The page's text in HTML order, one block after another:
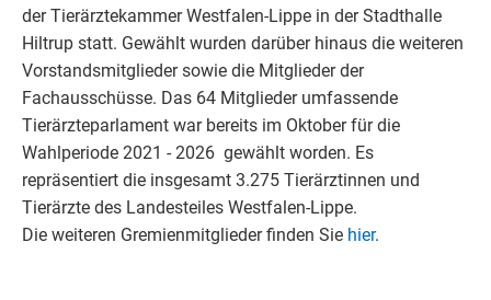
der Tierärztekammer Westfalen-Lippe in der Stadthalle
Hiltrup statt. Gewählt wurden darüber hinaus die weiteren
Vorstandsmitglieder sowie die Mitglieder der
Fachausschüsse. Das 64 Mitglieder umfassende
Tierärzteparlament war bereits im Oktober für die
Wahlperiode 2021 - 2026 gewählt worden. Es
repräsentiert die insgesamt 3.275 Tierärztinnen und
Tierärzte des Landesteiles Westfalen-Lippe.
Die weiteren Gremienmitglieder finden Sie hier.